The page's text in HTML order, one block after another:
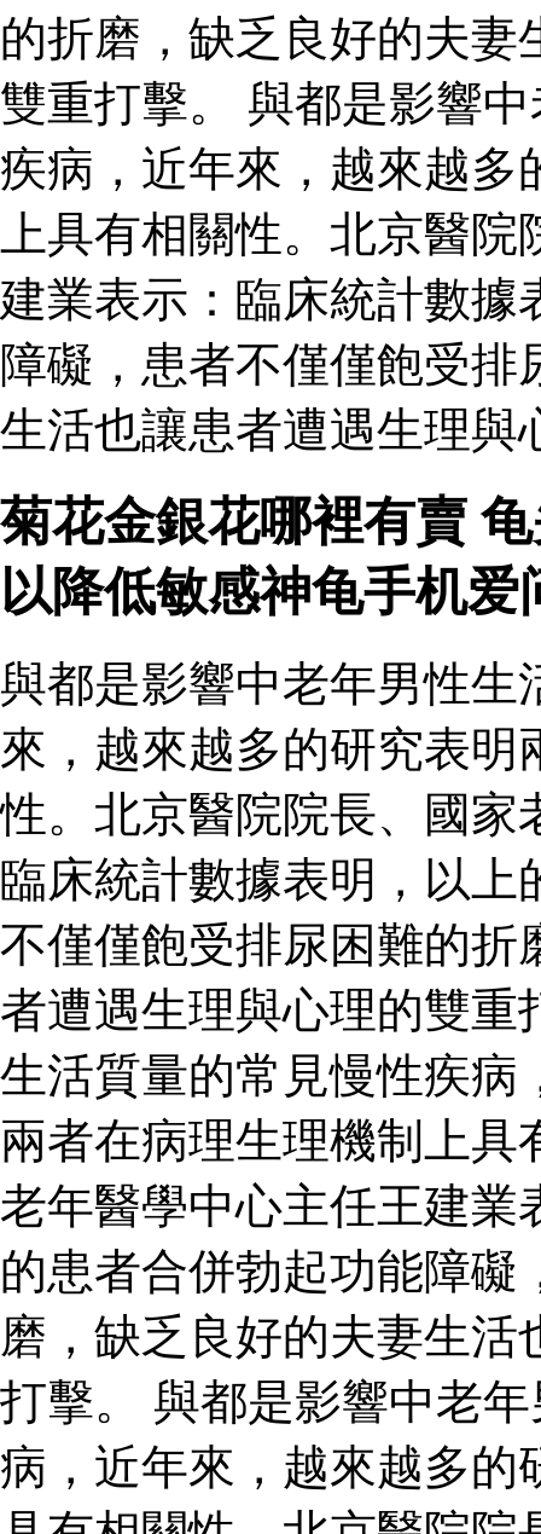
的折磨，缺乏良好的夫
雙重打擊。 與都是影響
疾病，近年來，越來越多
上具有相關性。北京醫
建業表示：臨床統計數據
障礙，患者不僅僅飽受
生活也讓患者遭遇生理與
菊花金銀花哪裡有賣
以降低敏感神龟手机爱
與都是影響中老年男性生
來，越來越多的研究表
性。北京醫院院長、國家
臨床統計數據表明，以上
不僅僅飽受排尿困難的折
者遭遇生理與心理的雙重
生活質量的常見慢性疾病
兩者在病理生理機制上
老年醫學中心主任王建業
的患者合併勃起功能障
磨，缺乏良好的夫妻生
打擊。 與都是影響中老
病，近年來，越來越多的